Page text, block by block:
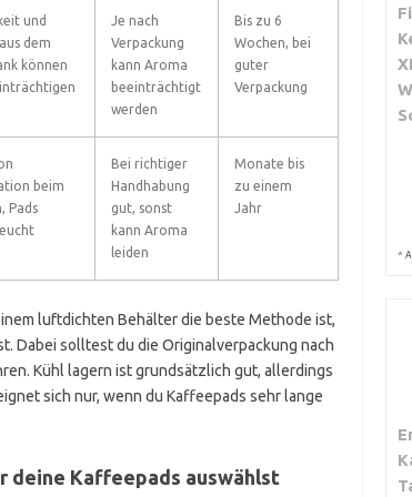
und
dem
können
Je nach
Verpackung
kann Aroma
beeinträchtigt
werden
Bis zu 6
Wochen, bei
guter
Verpackung
beim
Pads
Bei richtiger
Handhabung
gut, sonst
kann Aroma
leiden
Monate bis
zu einem
Jahr
luftdichten Behälter die beste Methode ist,
Dabei solltest du die Originalverpackung nach
Kühl lagern ist grundsätzlich gut, allerdings
sich nur, wenn du Kaffeepads sehr lange
deine Kaffeepads auswählst
*